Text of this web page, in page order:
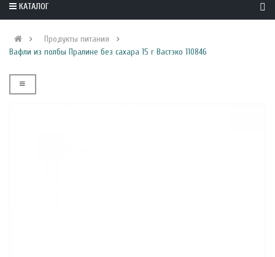
КАТАЛОГ
Продукты питания
Вафли из полбы Пралине без сахара 15 г Вастэко 110846